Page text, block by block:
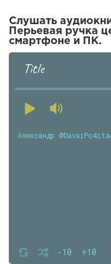
Слушать
Перьевая ручка
смартфоне и ПК.
Title
-10 +10
Александр